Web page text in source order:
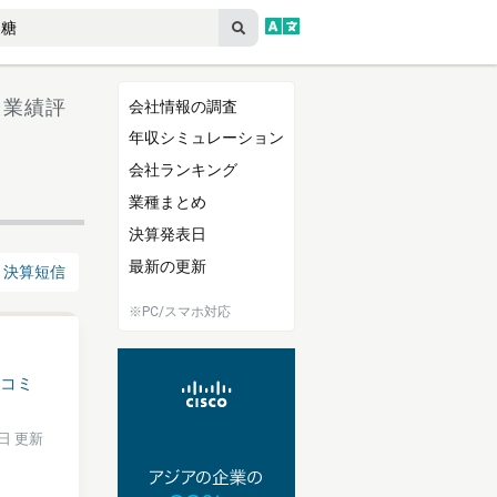
績評
決算短信
ミ
更新
会社情報の調査
年収シミュレーション
会社ランキング
業種まとめ
決算発表日
最新の更新
※PC/スマホ対応